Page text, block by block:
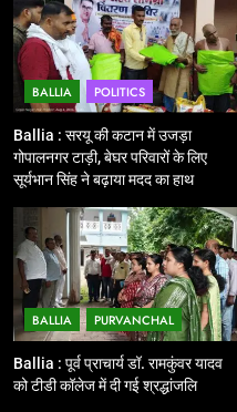
बूथों से
12
BALLIA
13
Ballia
लेकर
BALLIA
14
BALLIA POLITICS
Ballia : सरयू की कटान में उजड़ा
गोपालनगर टाड़ी, बेघर परिवारों के लिए
सूर्यभान सिंह ने बढ़ाया मदद का हाथ
BALLIA PURVANCHAL
Ballia : पूर्व प्राचार्य डॉ. रामकुंवर यादव
को टीडी कॉलेज में दी गई श्रद्धांजलि